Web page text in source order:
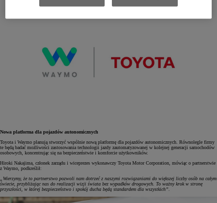
Nowa platforma dla pojazdów autonomicznych
Toyota i Waymo planują stworzyć wspólnie nową platformę dla pojazdów autonomicznych. Równolegle firmy
te będą badać możliwości zastosowania technologii jazdy zautomatyzowanej w kolejnej generacji samochodów
osobowych, koncentrując się na bezpieczeństwie i komforcie użytkowników.
Hiroki Nakajima, członek zarządu i wiceprezes wykonawczy Toyota Motor Corporation, mówiąc o partnerstwie
z Waymo, podkreślił:
„Wierzymy, że to partnerstwo pozwoli nam dotrzeć z naszymi rozwiązaniami do większej liczby osób na całym
świecie, przybliżając nas do realizacji wizji świata bez wypadków drogowych. To ważny krok w stronę
przyszłości, w której bezpieczeństwo i spokój ducha będą standardem dla wszystkich”.